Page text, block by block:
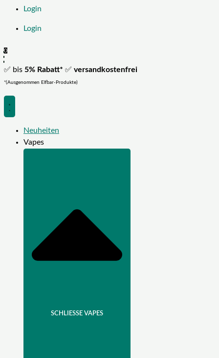
Login
Login
0
✅ bis 5% Rabatt* ✅ versandkostenfrei
*(Ausgenommen Elfbar-Produkte)
Neuheiten
Vapes
SCHLIESSE VAPES